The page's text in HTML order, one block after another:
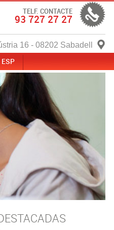
TELF. CONTACTE
93 727 27 27
16 - 08202 Sabadell
ESP